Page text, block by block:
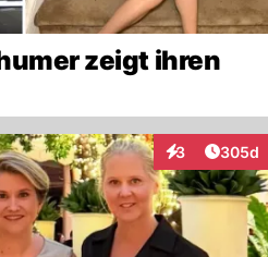
zeigt ihren
3
Interaktionen
305d